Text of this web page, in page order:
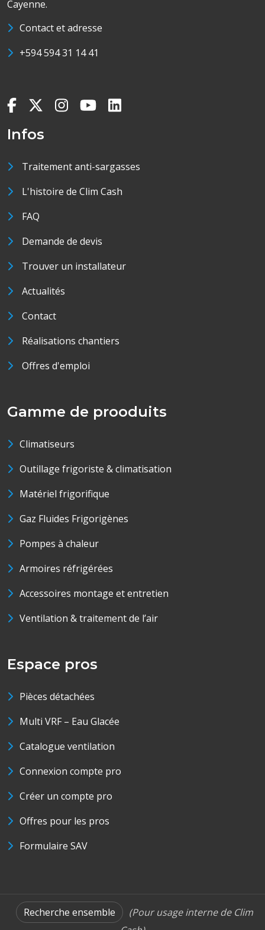
Cayenne.
Contact et adresse
+594 594 31 14 41
Infos
Traitement anti-sargasses
L'histoire de Clim Cash
FAQ
Demande de devis
Trouver un installateur
Actualités
Contact
Réalisations chantiers
Offres d'emploi
Gamme de prooduits
Climatiseurs
Outillage frigoriste & climatisation
Matériel frigorifique
Gaz Fluides Frigorigènes
Pompes à chaleur
Armoires réfrigérées
Accessoires montage et entretien
Ventilation & traitement de l’air
Espace pros
Pièces détachées
Multi VRF – Eau Glacée
Catalogue ventilation
Connexion compte pro
Créer un compte pro
Offres pour les pros
Formulaire SAV
Recherche ensemble
(Pour usage interne de Clim